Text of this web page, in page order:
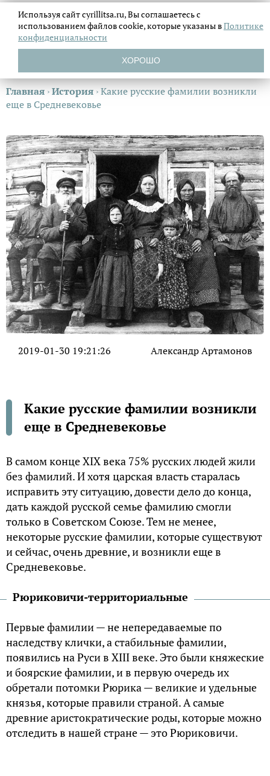
Главная ›История ›Какие русские фамилии возникли
еще в Средневековье
2019-01-30 19:21:26 Александр Артамонов
Какие русские фамилии возникли
еще в Средневековье
В самом конце XIX века 75% русских людей жили
без фамилий. И хотя царская власть старалась
исправить эту ситуацию, довести дело до конца,
дать каждой русской семье фамилию смогли
только в Советском Союзе. Тем не менее,
некоторые русские фамилии, которые существуют
и сейчас, очень древние, и возникли еще в
Средневековье.
Рюриковичи-территориальные
Первые фамилии — не непередаваемые по
наследству клички, а стабильные фамилии,
появились на Руси в XIII веке. Это были княжеские
и боярские фамилии, и в первую очередь их
обретали потомки Рюрика — великие и удельные
князья, которые правили страной. А самые
древние аристократические роды, которые можно
отследить в нашей стране — это Рюриковичи.
Используя сайт cyrillitsa.ru, Вы соглашаетесь с
использованием файловcookie, которые указаны вПолитике
конфиденциальности
ХОРОШО